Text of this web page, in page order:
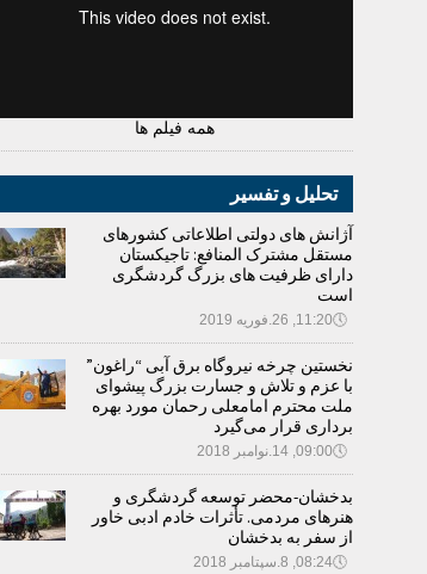
همه فیلم ها
تحلیل و تفسیر
آژانش های دولتی اطلاعاتی کشورهای
مستقل مشترک المنافع: تاجیکستان
دارای ظرفیت های بزرگ گردشگری
است
🕔11:20, 26.فوریه 2019
نخستین چرخه نیروگاه برق آبی “راغون”
با عزم و تلاش و جسارت بزرگ پیشوای
ملت محترم امامعلی رحمان مورد بهره
برداری قرار می‌گیرد
🕔09:00, 14.نوامبر 2018
بدخشان-محضر توسعه گردشگری و
هنرهای مردمی. تأثرات خادم ادبی خاور
از سفر به بدخشان
🕔08:24, 8.سپتامبر 2018